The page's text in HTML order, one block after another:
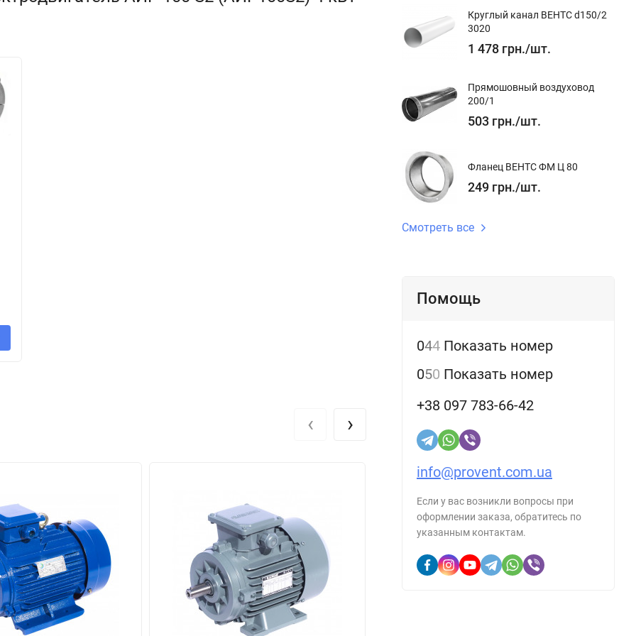
в эксплуатации.
и т.д. Работа электродвигателя гарантирована, если они находятся на
воздуха должна
а
по ГОСТ 51689-2000;
‹ ›
Круглый канал ВЕНТС d150/2
3020
1 478 грн./шт.
Прямошовный воздуховод
200/1
503 грн./шт.
Фланец ВЕНТС ФМ Ц 80
249 грн./шт.
Смотреть все
Помощь
044 Показать номер
050 Показать номер
+38 097 783-66-42
info@provent.com.ua
Если у вас возникли вопросы при
оформлении заказа, обратитесь по
указанным контактам.